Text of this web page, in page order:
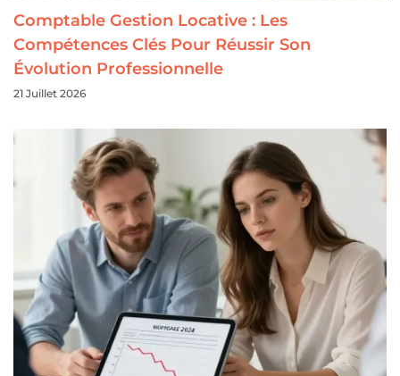
Comptable Gestion Locative : Les
Compétences Clés Pour Réussir Son
Évolution Professionnelle
21 Juillet 2026